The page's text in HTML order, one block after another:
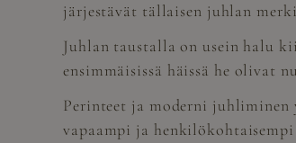
järjestävät tällaisen juhlan
Juhlan taustalla on usein halu
ensimmäisissä häissä he olivat
Perinteet ja moderni juhliminen
vapaampi ja